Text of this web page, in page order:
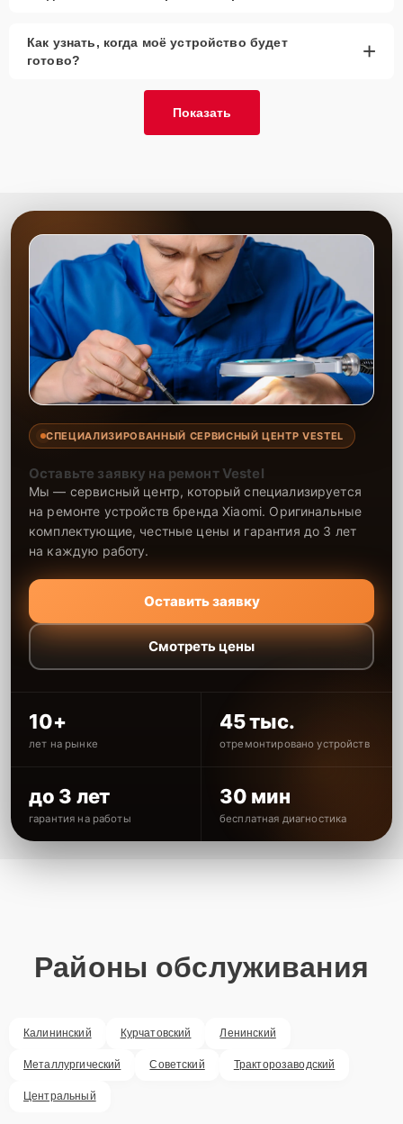
Как узнать, когда моё устройство будет
готово?
+
Показать
СПЕЦИАЛИЗИРОВАННЫЙ СЕРВИСНЫЙ ЦЕНТР VESTEL
Оставьте заявку на ремонт Vestel
Мы — сервисный центр, который специализируется
на ремонте устройств бренда Xiaomi. Оригинальные
комплектующие, честные цены и гарантия до 3 лет
на каждую работу.
Оставить заявку
Смотреть цены
10+
лет на рынке
45 тыс.
отремонтировано устройств
до 3 лет
гарантия на работы
30 мин
бесплатная диагностика
Районы обслуживания
Калининский Курчатовский Ленинский
Металлургический Советский Тракторозаводский
Центральный